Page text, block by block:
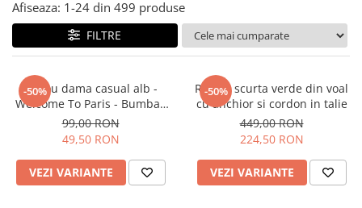
Tricouri si topuri
Rochii de eveniment
Afiseaza: 1-24 din 499 produse
FILTRE
-50%
Tricou dama casual alb -
Welcome To Paris - Bumbac
Organic
99,00 RON
49,50 RON
VEZI VARIANTE
-50%
Rochie scurta verde din voal
cu anchior si cordon in talie
449,00 RON
224,50 RON
VEZI VARIANTE